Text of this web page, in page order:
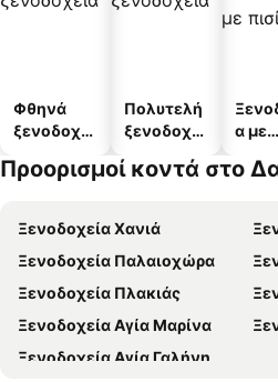
Φθηνά
ξενοδοχεί
Πολυτελή
ξενοδοχεί
α με
Προορισμοί κοντά στο
Ξενοδοχεία Χανιά
Ξενοδοχεία Παλαιοχώρα
Ξενοδοχεία Πλακιάς
Ξενοδοχεία Αγία Μαρίνα
Ξενοδοχεία Αγία Γαλήνη